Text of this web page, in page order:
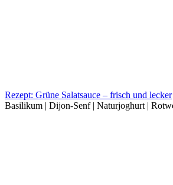
Rezept: Grüne Salatsauce – frisch und lecker
Basilikum | Dijon-Senf | Naturjoghurt |